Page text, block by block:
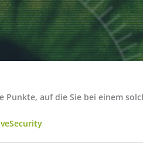
auf die Sie bei einem